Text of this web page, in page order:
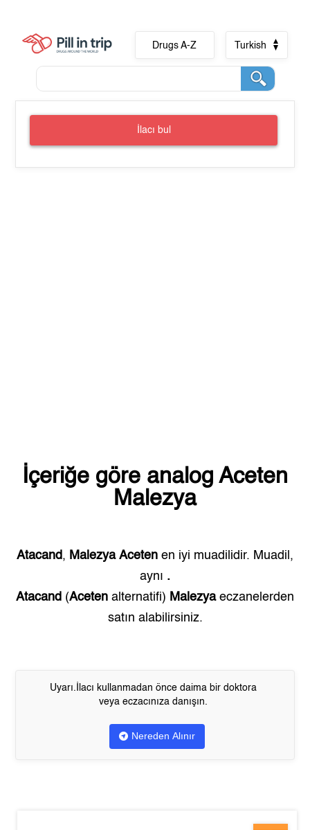
Drugs A-Z Turkish
İlacı bul
İçeriğe göre analog Aceten
Malezya
Atacand, Malezya Aceten en iyi muadilidir. Muadil,
aynı .
Atacand (Aceten alternatifi) Malezyaeczanelerden
satın alabilirsiniz.
Uyarı.İlacı kullanmadan önce daima bir doktora
veya eczacınıza danışın.
Nereden Alınır